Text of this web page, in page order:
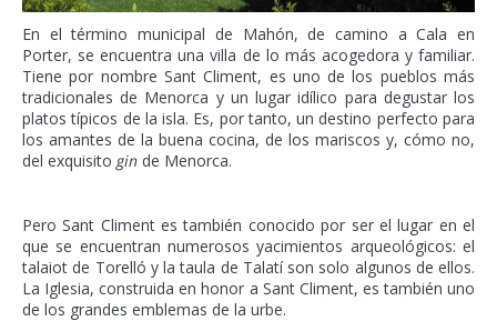
En el término municipal de Mahón, de camino a Cala en
Porter, se encuentra una villa de lo más acogedora y familiar.
Tiene por nombre Sant Climent, es uno de los pueblos más
tradicionales de Menorca y un lugar idílico para degustar los
platos típicos de la isla. Es, por tanto, un destino perfecto para
los amantes de la buena cocina, de los mariscos y, cómo no,
del exquisito gin de Menorca.
Pero Sant Climent es también conocido por ser el lugar en el
que se encuentran numerosos yacimientos arqueológicos: el
talaiot de Torelló y la taula de Talatí son solo algunos de ellos.
La Iglesia, construida en honor a Sant Climent, es también uno
de los grandes emblemas de la urbe.